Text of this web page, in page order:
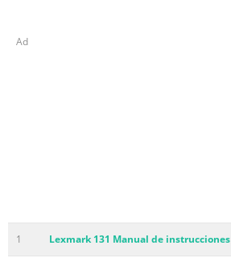
Ad
1 Lexmark 131 Manual de instrucciones